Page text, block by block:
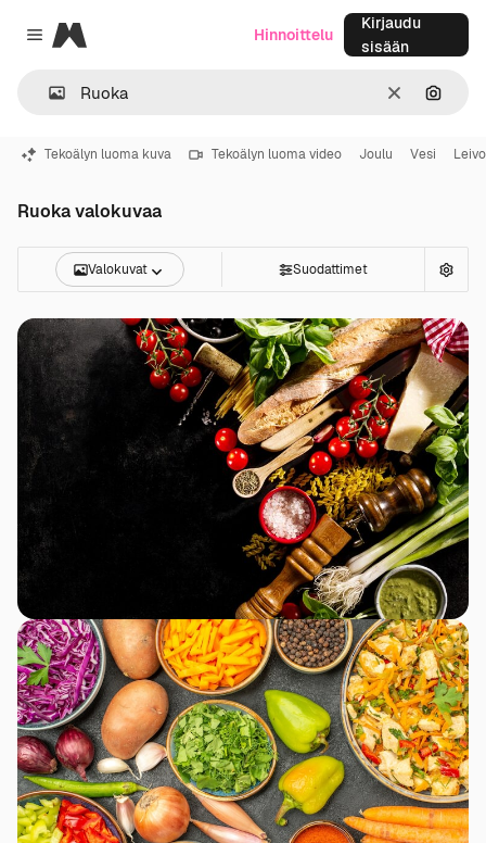
Close menu
Magnific
SelkeäHae
Hinnoittelu
Kirjaudu
sisään
Tekoälyn luoma kuva Tekoälyn luoma video Joulu Vesi
Ruoka valokuvaa
Valokuvat Suodattimet